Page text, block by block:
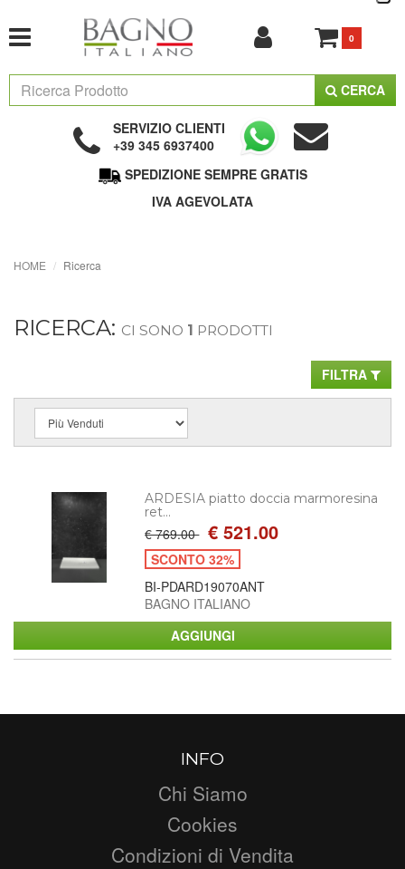
0
CERCA
SERVIZIO CLIENTI
+39 345 6937400
SPEDIZIONE SEMPRE GRATIS
IVA AGEVOLATA
HOME Ricerca
RICERCA: CI SONO 1 PRODOTTI
FILTRA
ARDESIA piatto doccia marmoresina
ret...
€ 769.00 € 521.00
SCONTO 32%
BI-PDARD19070ANT
BAGNO ITALIANO
INFO
Chi Siamo
Cookies
Condizioni di Vendita